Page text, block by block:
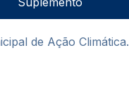
de Ação Climática.